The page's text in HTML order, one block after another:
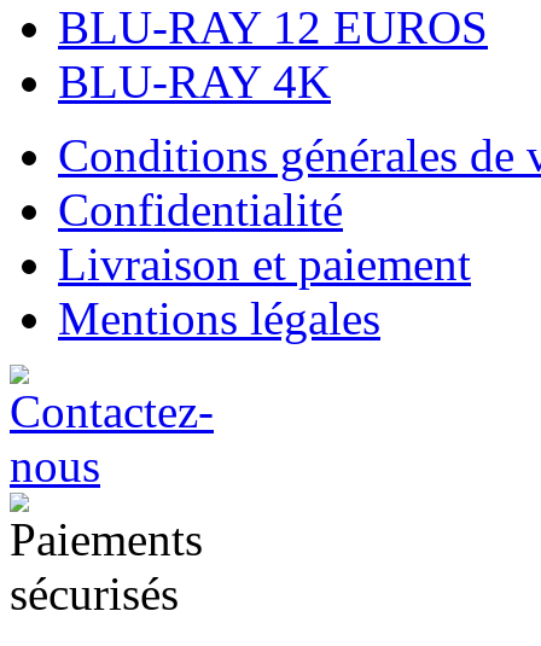
BLU-RAY 12 EUROS
BLU-RAY 4K
Conditions générales de
Confidentialité
Livraison et paiement
Mentions légales